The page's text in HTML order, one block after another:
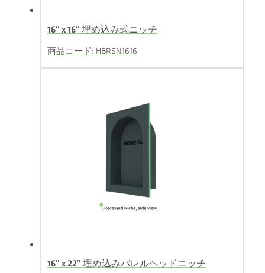
16″ x 16″ 埋め込み式ニッチ
商品コード: HBRSN1616
16″ x 22″ 埋め込みバレルヘッドニッチ